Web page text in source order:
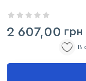
2 607,00 грн